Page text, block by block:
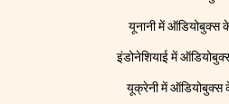
यूनानी में ऑडियोबुक्स
इंडोनेशियाई में
यूक्रेनी में ऑडियोबुक्स